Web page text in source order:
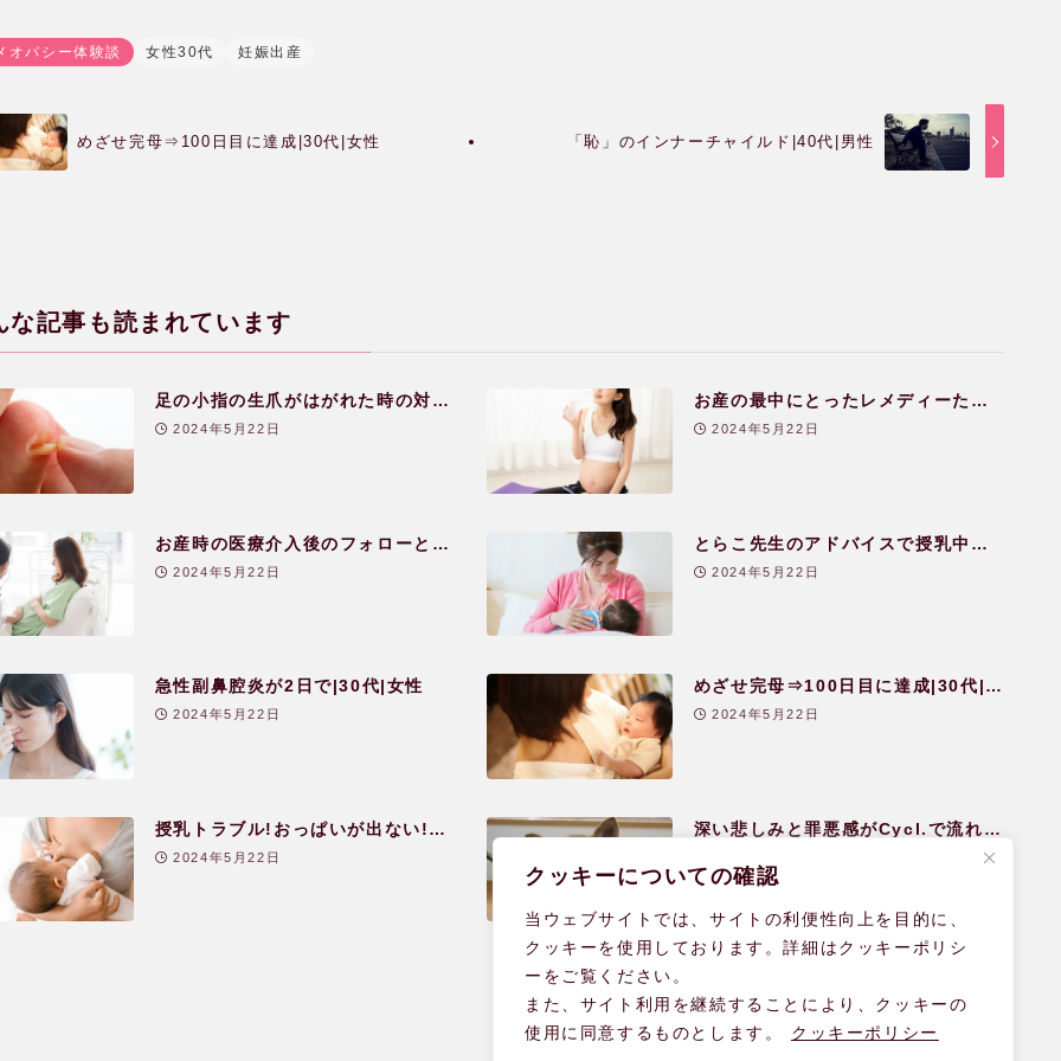
クッキーについての確認
当ウェブサイトでは、サイトの利便性向上を目的に、
クッキーを使用しております。詳細はクッキーポリシ
ーをご覧ください。
また、サイト利用を継続することにより、クッキーの
使用に同意するものとします。
クッキーポリシー
オパシー体験談 女性30代 妊娠出産
めざせ完母⇒100日目に達成|30代|女性 「恥」のインナーチャイルド|40代|男性
な記事も読まれています
足の小指の生爪がはがれた時の対
処|30代|女性
2024年5月22日
お産の最中にとったレメディーた
ち|30代|女性
2024年5月22日
お産時の医療介入後のフォローと産
後のケア|30代|女性
2024年5月22日
とらこ先生のアドバイスで授乳中に
アトピーが改善|30代|女性
2024年5月22日
急性副鼻腔炎が2日で|30代|女性
2024年5月22日
めざせ完母⇒100日目に達成|30代|女
性2024年5月22日
授乳トラブル!おっぱいが出ない!上
手に吸えない!乳首が切れる!|30代|女
2024年5月22日
深い悲しみと罪悪感がCycl.で流れ去